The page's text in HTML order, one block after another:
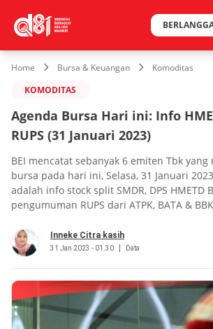
Home Bursa & Keuangan
Komoditas
KOMODITAS
Agenda Bursa Hari ini: Info
RUPS (31 Januari 2023)
BEI mencatat sebanyak 6 emiten Tbk
bursa pada hari ini, Selasa, 31 Januari
adalah info stock split SMDR, DPS HMETD
pengumuman RUPS dari ATPK, BATA &
Inneke Citra kasih
31 Jan 2023 - 01.30 Data